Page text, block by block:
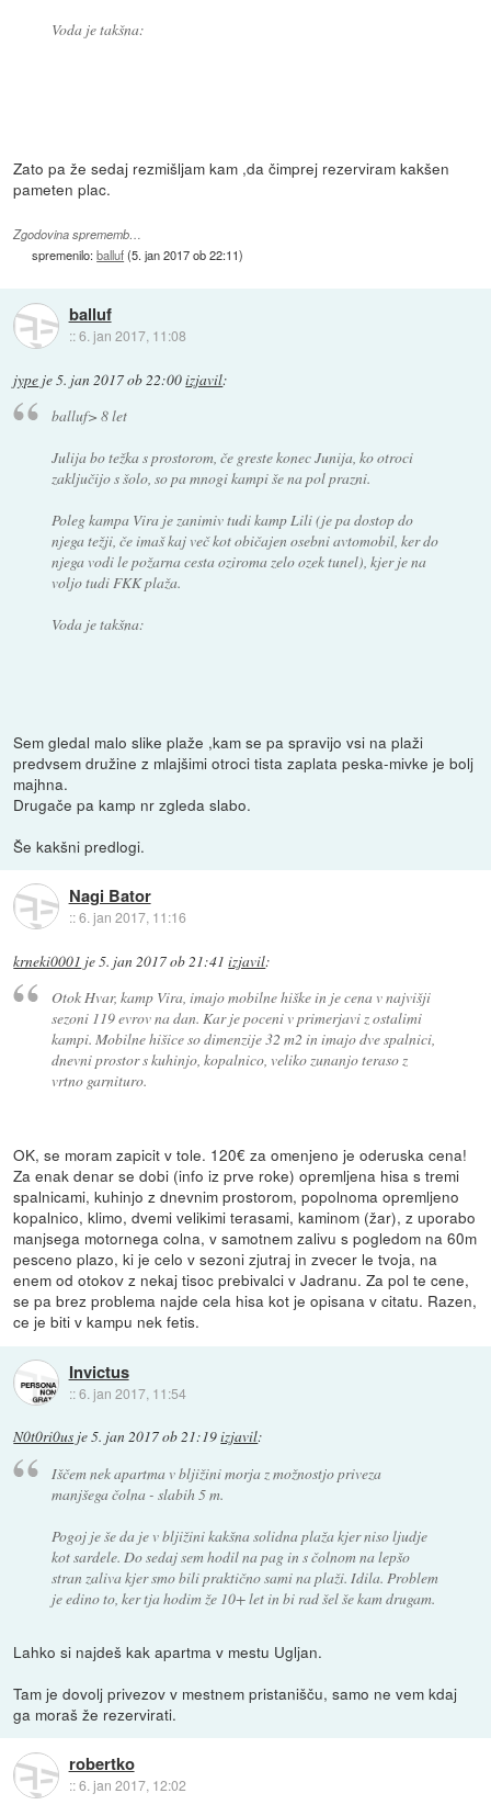
Voda je takšna:
Zato pa že sedaj rezmišljam kam ,da čimprej rezerviram kakšen
pameten plac.
Zgodovina sprememb…
spremenilo:balluf(5. jan 2017 ob 22:11)
balluf
::6. jan 2017, 11:08
jype je5. jan 2017 ob 22:00izjavil:
balluf> 8 let
Julija bo težka s prostorom, če greste konec Junija, ko otroci
zaključijo s šolo, so pa mnogi kampi še na pol prazni.
Poleg kampa Vira je zanimiv tudi kamp Lili (je pa dostop do
njega težji, če imaš kaj več kot običajen osebni avtomobil, ker do
njega vodi le požarna cesta oziroma zelo ozek tunel), kjer je na
voljo tudi FKK plaža.
Voda je takšna:
Sem gledal malo slike plaže ,kam se pa spravijo vsi na plaži
predvsem družine z mlajšimi otroci tista zaplata peska-mivke je bolj
majhna.
Drugače pa kamp nr zgleda slabo.
Še kakšni predlogi.
Nagi Bator
::6. jan 2017, 11:16
krneki0001 je5. jan 2017 ob 21:41 izjavil:
Otok Hvar, kamp Vira, imajo mobilne hiške in je cena v najvišji
sezoni 119 evrov na dan. Kar je poceni v primerjavi z ostalimi
kampi. Mobilne hišice so dimenzije 32 m2 in imajo dve spalnici,
dnevni prostor s kuhinjo, kopalnico, veliko zunanjo teraso z
vrtno garnituro.
OK, se moram zapicit v tole. 120€ za omenjeno je oderuska cena!
Za enak denar se dobi (info iz prve roke) opremljena hisa s tremi
spalnicami, kuhinjo z dnevnim prostorom, popolnoma opremljeno
kopalnico, klimo, dvemi velikimi terasami, kaminom (žar), z uporabo
manjsega motornega colna, v samotnem zalivu s pogledom na 60m
pesceno plazo, ki je celo v sezoni zjutraj in zvecer le tvoja, na
enem od otokov z nekaj tisoc prebivalci v Jadranu. Za pol te cene,
se pa brez problema najde cela hisa kot je opisana v citatu. Razen,
ce je biti v kampu nek fetis.
Invictus
::6. jan 2017, 11:54
N0t0ri0us je5. jan 2017 ob 21:19izjavil:
Iščem nek apartma v bljižini morja z možnostjo priveza
manjšega čolna - slabih 5 m.
Pogoj je še da je v bljižini kakšna solidna plaža kjer niso ljudje
kot sardele. Do sedaj sem hodil na pag in s čolnom na lepšo
stran zaliva kjer smo bili praktično sami na plaži. Idila. Problem
je edino to, ker tja hodim že 10+ let in bi rad šel še kam drugam.
Lahko si najdeš kak apartma v mestu Ugljan.
Tam je dovolj privezov v mestnem pristanišču, samo ne vem kdaj
ga moraš že rezervirati.
robertko
::6. jan 2017, 12:02